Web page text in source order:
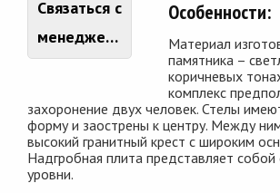
Связаться с
менеджером
Особенности:
Материал
памятника –
коричневых
комплекс
захоронение двух человек. Стелы
форму и заострены к центру. Между
высокий гранитный крест с широким
Надгробная плита представляет собой
уровни.